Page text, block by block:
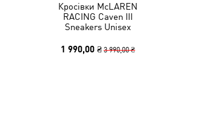
Кросівки McLAREN
RACING Caven III
Sneakers Unisex
1 990,00 ₴ 3 990,00 ₴